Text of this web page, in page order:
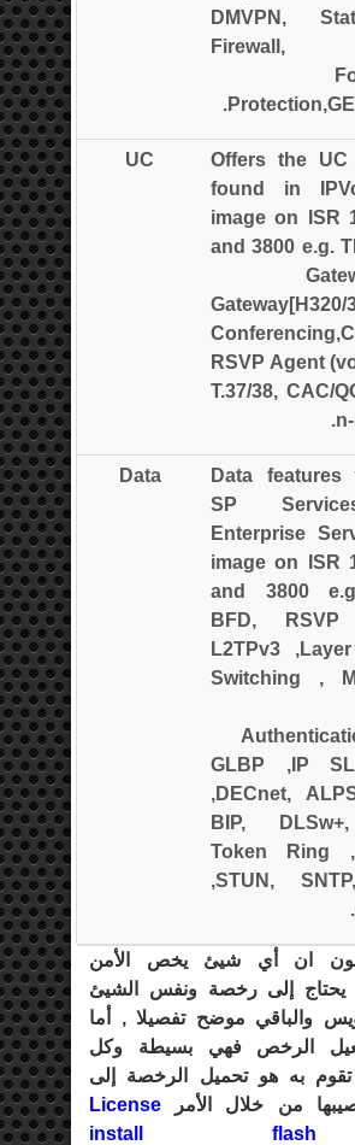
DMVPN,
Firewall,
Offers the UC
found in
image on ISR
and 3800 e.g.
Gateway[H320/
RSVP Agent
T.37/38, CAC/
UC
Data
SP
Enterprise
image on ISR
and 3800
BFD, RSVP
L2TPv3
Switching ,
GLBP ,IP
,DECnet,
BIP,
Token Ring
,STUN,
Data
ان أي شيئ يخص الأمن
يحتاج إلى رخصة ونفس الشيئ
والباقي موضح تفصيلا , أما
الرخص فهي بسيطة وكل
به هو تحميل الرخصة إلى
من خلال الأمر License
install